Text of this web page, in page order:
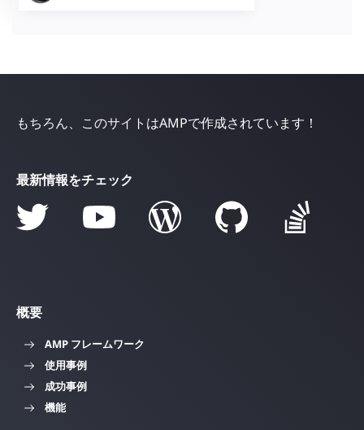
もちろん、このサイトはAMPで作成されています！
最新情報をチェック
概要
AMP フレームワーク
使用事例
成功事例
機能